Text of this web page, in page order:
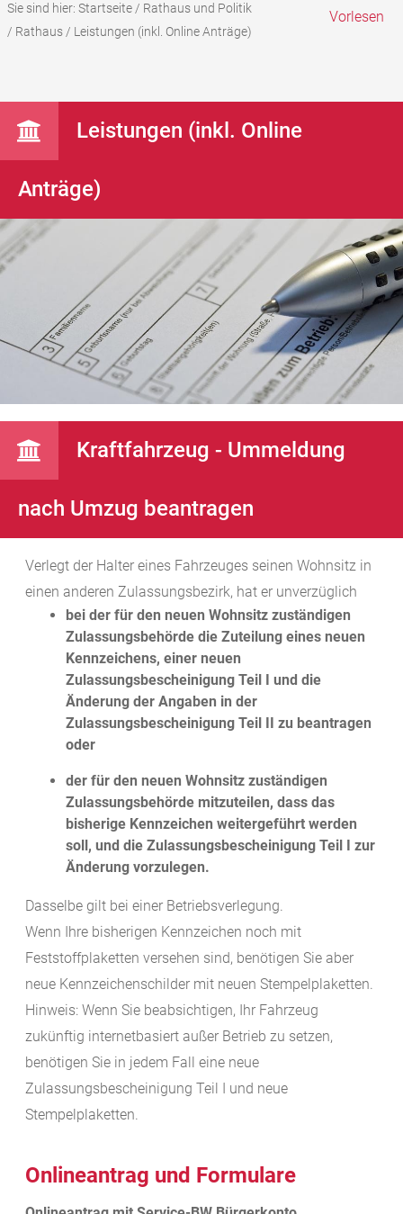
Sie sind hier: Startseite/ Rathaus und Politik
/ Rathaus/ Leistungen (inkl. Online Anträge)
Vorlesen
Leistungen (inkl. Online
Anträge)
Kraftfahrzeug - Ummeldung
nach Umzug beantragen
Verlegt der Halter eines Fahrzeuges seinen Wohnsitz in
einen anderen Zulassungsbezirk, hat er unverzüglich
bei der für den neuen Wohnsitz zuständigen
Zulassungsbehörde die Zuteilung eines neuen
Kennzeichens, einer neuen
Zulassungsbescheinigung Teil I und die
Änderung der Angaben in der
Zulassungsbescheinigung Teil II zu beantragen
oder
der für den neuen Wohnsitz zuständigen
Zulassungsbehörde mitzuteilen, dass das
bisherige Kennzeichen weitergeführt werden
soll, und die Zulassungsbescheinigung Teil I zur
Änderung vorzulegen.
Dasselbe gilt bei einer Betriebsverlegung.
Wenn Ihre bisherigen Kennzeichen noch mit
Feststoffplaketten versehen sind, benötigen Sie aber
neue Kennzeichenschilder mit neuen Stempelplaketten.
Hinweis: Wenn Sie beabsichtigen, Ihr Fahrzeug
zukünftig internetbasiert außer Betrieb zu setzen,
benötigen Sie in jedem Fall eine neue
Zulassungsbescheinigung Teil I und neue
Stempelplaketten.
Onlineantrag und Formulare